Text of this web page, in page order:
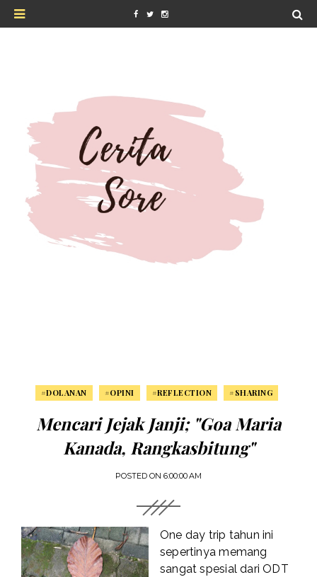
#DOLANAN #OPINI #REFLECTION #SHARING
Mencari Jejak Janji; "Goa Maria
Kanada, Rangkasbitung"
POSTED ON 6:00:00 AM
One day trip tahun ini
sepertinya memang
sangat spesial dari ODT